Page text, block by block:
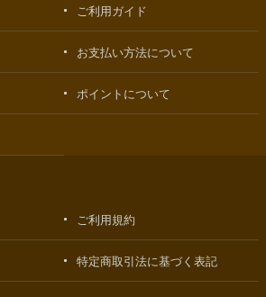
ご利用ガイド
お支払い方法について
ポイントについて
ご利用規約
特定商取引法に基づく表記